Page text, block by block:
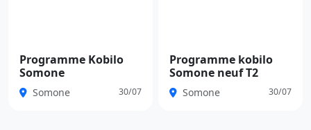
Programme Kobilo
Somone
Somone 30/07
Programme kobilo
Somone neuf T2
Somone 30/07